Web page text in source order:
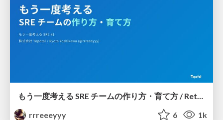
rrreeeyyy
6 1k